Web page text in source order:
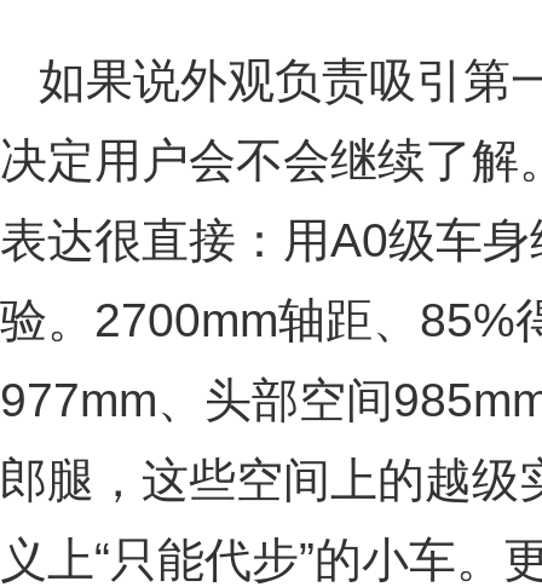
如果说外观负责吸引第
决定用户会不会继续了解
表达很直接：用A0级车
验。2700mm轴距、85%
977mm、头部空间
郎腿，这些空间上的越
义上“只能代步”的小车。